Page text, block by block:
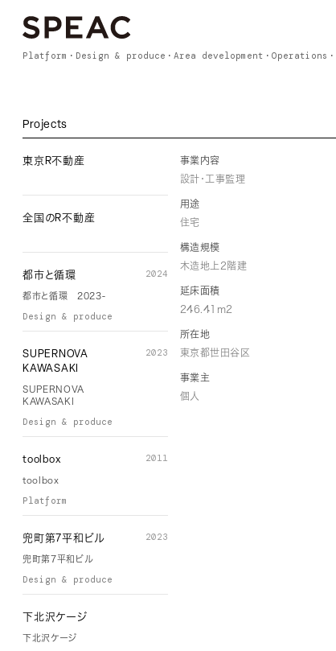
Platform Design & produce Area development Operations
Projects
東京R不動産
全国のR不動産
都市と循環
都市と循環 2023-
2024
Design & produce
SUPERNOVA
KAWASAKI
SUPERNOVA
KAWASAKI
2023
Design & produce
toolbox
toolbox
2011
Platform
兜町第7平和ビル
兜町第7平和ビル
2023
Design & produce
下北沢ケージ
下北沢ケージ
事業内容
設計・工事監理
用途
住宅
構造規模
木造地上2階建
延床面積
246.41m2
所在地
東京都世田谷区
事業主
個人